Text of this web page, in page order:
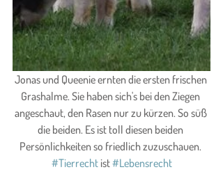
Jonas und Queenie ernten die ersten frischen
Grashalme. Sie haben sich's bei den Ziegen
angeschaut, den Rasen nur zu kürzen. So süß
die beiden. Es ist toll diesen beiden
Persönlichkeiten so friedlich zuzuschauen.
#Tierrecht ist #Lebensrecht